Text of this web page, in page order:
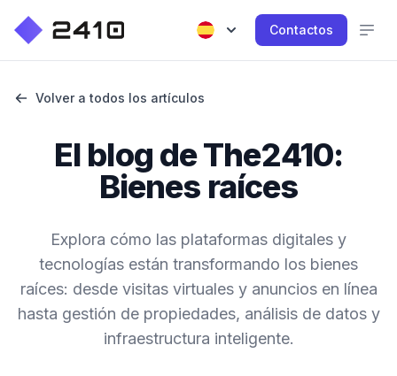
Contactos
Volver a todos los artículos
El blog de The2410:
Bienes raíces
Explora cómo las plataformas digitales y
tecnologías están transformando los bienes
raíces: desde visitas virtuales y anuncios en línea
hasta gestión de propiedades, análisis de datos y
infraestructura inteligente.